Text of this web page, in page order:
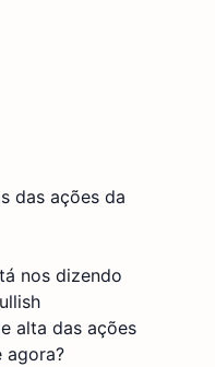
das ações da
nos dizendo
alta das ações
agora?